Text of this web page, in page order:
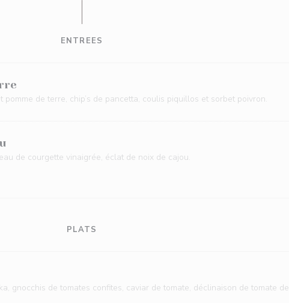
ENTREES
de terre, chip’s de pancetta, coulis piquillos et sorbet poivron.
de courgette vinaigrée, éclat de noix de cajou.
PLATS
gnocchis de tomates confites, caviar de tomate, déclinaison de tomate de